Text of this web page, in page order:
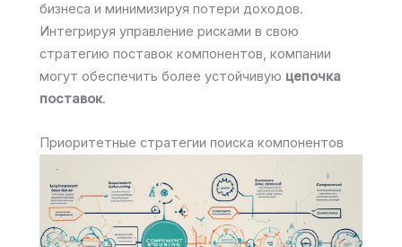
бизнеса и минимизируя потери доходов.
Интегрируя управление рисками в свою
стратегию поставок компонентов, компании
могут обеспечить более устойчивую цепочка
поставок.
Приоритетные стратегии поиска компонентов